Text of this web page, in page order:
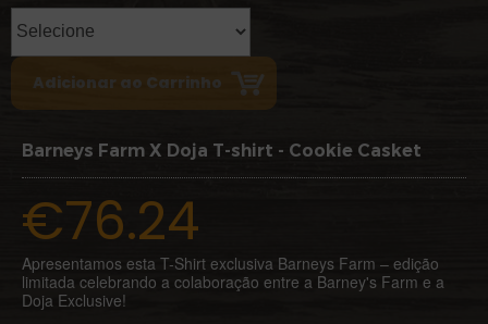
Barneys Farm X Doja T-shirt - Cookie Casket
€76.24
Apresentamos esta T-Shirt exclusiva Barneys Farm – edição
limitada celebrando a colaboração entre a Barney's Farm e a
Doja Exclusive!